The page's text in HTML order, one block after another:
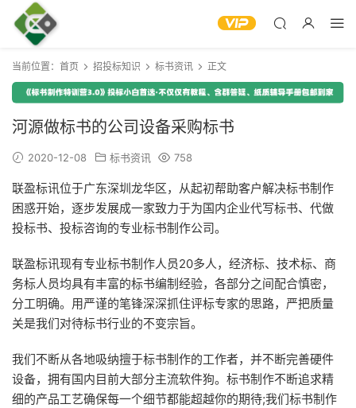
当前位置： 首页 招投标知识 标书资讯 正文
河源做标书的公司设备采购标书
2020-12-08 标书资讯 758
联盈标讯位于广东深圳龙华区，从起初帮助客户解决标书制作
困惑开始，逐步发展成一家致力于为国内企业代写标书、代做
投标书、投标咨询的专业标书制作公司。
联盈标讯现有专业标书制作人员20多人，经济标、技术标、商
务标人员均具有丰富的标书编制经验，各部分之间配合慎密，
分工明确。用严谨的笔锋深深抓住评标专家的思路，严把质量
关是我们对待标书行业的不变宗旨。
我们不断从各地吸纳擅于标书制作的工作者，并不断完善硬件
设备，拥有国内目前大部分主流软件狗。标书制作不断追求精
细的产品工艺确保每一个细节都能超越你的期待;我们标书制作